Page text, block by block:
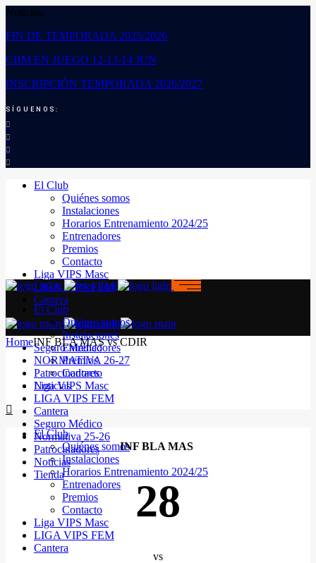
Noticias:
FIN DE TEMPORADA 2025/2026
CBM EN JUEGO 12-13-14 JUN
INSCRIPCIÓN TEMPORADA 2026/2027
SÍGUENOS:
El Club
Quiénes somos
Instalaciones
Horarios Entrenamiento 2024/25
Entrenadores
Premios
Contacto
Liga VIPS Masc
LIGA VIPS FEM
Cantera
Seguro Médico
NORMATIVA 26-27
Patrocinadores
Noticias
El Club
Quiénes somos
Instalaciones
Horarios Entrenamiento 2024/25
Entrenadores
Premios
Contacto
Liga VIPS Masc
LIGA VIPS FEM
Cantera
El Club
Quiénes somos
Instalaciones
Entrenadores
Premios
Contacto
Liga VIPS Masc
LIGA VIPS FEM
Cantera
Seguro Médico
Normativa 25-26
Patrocinadores
Noticias
Tienda
HomeINF BLA MAS vs CDIR
INF BLA MAS
28
vs